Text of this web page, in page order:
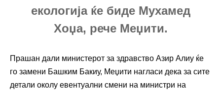
екологија ќе биде Мухамед
Хоџа, рече Меџити.
Прашан дали министерот за здравство Азир Алиу ќе
го замени Башким Бакиу, Меџити нагласи дека за сите
детали околу евентуални смени на министри на